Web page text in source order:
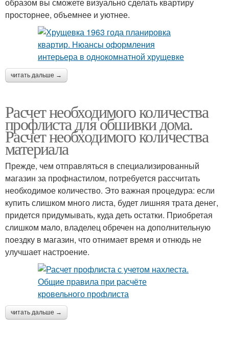
просторнее, объемнее и уютнее.
читать дальше →
Расчет необходимого количества
профлиста для обшивки дома.
Расчет необходимого количества
материала
Прежде, чем отправляться в специализированный
магазин за профнастилом, потребуется рассчитать
необходимое количество. Это важная процедура: если
купить слишком много листа, будет лишняя трата денег,
придется придумывать, куда деть остатки. Приобретая
слишком мало, владелец обречен на дополнительную
поездку в магазин, что отнимает время и отнюдь не
улучшает настроение.
читать дальше →